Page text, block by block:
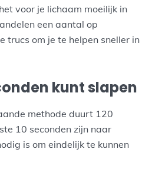
voor je lichaam moeilijk in
een aantal op
trucs om je te helpen sneller in
kunt slapen
methode duurt 120
10 seconden zijn naar
is om eindelijk te kunnen